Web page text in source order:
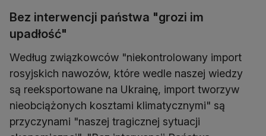
Bez interwencji państwa "grozi im
upadłość"
Według związkowców "niekontrolowany import
rosyjskich nawozów, które wedle naszej wiedzy
są reeksportowane na Ukrainę, import tworzyw
nieobciążonych kosztami klimatycznymi" są
przyczynami "naszej tragicznej sytuacji